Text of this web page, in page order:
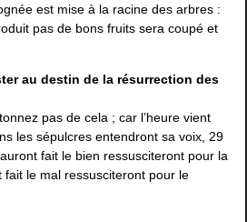
est mise à la racine des arbres :
pas de bons fruits sera coupé et
au destin de la résurrection des
pas de cela ; car l’heure vient
les sépulcres entendront sa voix, 29
fait le bien ressusciteront pour la
fait le mal ressusciteront pour le